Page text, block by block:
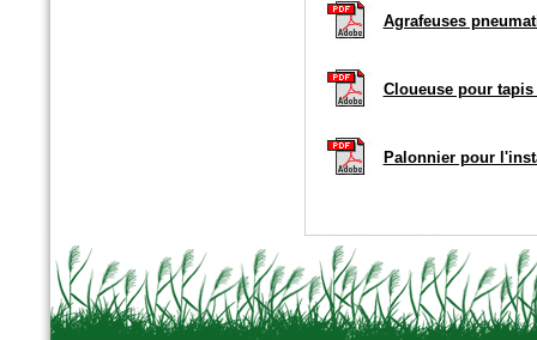
Agrafeuses
Cloueuse pour
Palonnier pour